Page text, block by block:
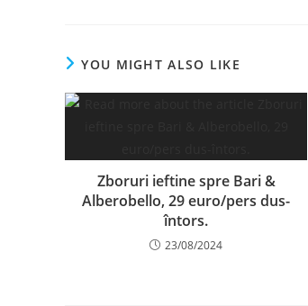
YOU MIGHT ALSO LIKE
Zboruri ieftine spre Bari &
Alberobello, 29 euro/pers dus-
întors.
23/08/2024